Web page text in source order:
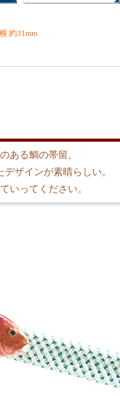
約31mm
ある鯛の帯留。
ザインが素晴らしい。
いってください。